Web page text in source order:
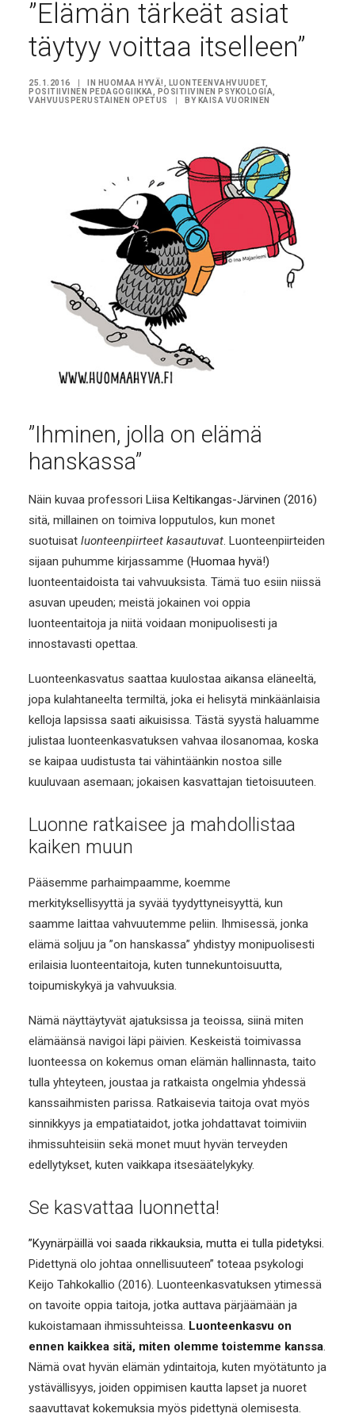
”Elämän tärkeät asiat
täytyy voittaa itselleen”
25.1.2016 IN HUOMAA HYVÄ! LUONTEENVAHVUUDET,
POSITIIVINEN PEDAGOGIIKKA
POSITIIVINEN PSYKOLOGIA
VAHVUUSPERUSTAINEN OPETUS
BY KAISA VUORINEN
”Ihminen, jolla on elämä
hanskassa”
Näin kuvaa professori Liisa Keltikangas-Järvinen (2016)
sitä, millainen on toimiva lopputulos, kun monet
suotuisat luonteenpiirteet kasautuvat. Luonteenpiirteiden
sijaan puhumme kirjassamme (Huomaa hyvä!)
luonteentaidoista tai vahvuuksista. Tämä tuo esiin niissä
asuvan upeuden; meistä jokainen voi oppia
luonteentaitoja ja niitä voidaan monipuolisesti ja
innostavasti opettaa.
Luonteenkasvatus saattaa kuulostaa aikansa eläneeltä,
jopa kulahtaneelta termiltä, joka ei helisytä minkäänlaisia
kelloja lapsissa saati aikuisissa. Tästä syystä haluamme
julistaa luonteenkasvatuksen vahvaa ilosanomaa, koska
se kaipaa uudistusta tai vähintäänkin nostoa sille
kuuluvaan asemaan; jokaisen kasvattajan tietoisuuteen.
Luonne ratkaisee ja mahdollistaa
kaiken muun
Pääsemme parhaimpaamme, koemme
merkityksellisyyttä ja syvää tyydyttyneisyyttä, kun
saamme laittaa vahvuutemme peliin. Ihmisessä, jonka
elämä soljuu ja ”on hanskassa” yhdistyy monipuolisesti
erilaisia luonteentaitoja, kuten tunnekuntoisuutta,
toipumiskykyä ja vahvuuksia.
Nämä näyttäytyvät ajatuksissa ja teoissa, siinä miten
elämäänsä navigoi läpi päivien. Keskeistä toimivassa
luonteessa on kokemus oman elämän hallinnasta, taito
tulla yhteyteen, joustaa ja ratkaista ongelmia yhdessä
kanssaihmisten parissa. Ratkaisevia taitoja ovat myös
sinnikkyys ja empatiataidot, jotka johdattavat toimiviin
ihmissuhteisiin sekä monet muut hyvän terveyden
edellytykset, kuten vaikkapa itsesäätelykyky.
Se kasvattaa luonnetta!
”Kyynärpäillä voi saada rikkauksia, mutta ei tulla pidetyksi.
Pidettynä olo johtaa onnellisuuteen” toteaa psykologi
Keijo Tahkokallio (2016). Luonteenkasvatuksen ytimessä
on tavoite oppia taitoja, jotka auttava pärjäämään ja
kukoistamaan ihmissuhteissa. Luonteenkasvu on
ennen kaikkea sitä, miten olemme toistemme kanssa.
Nämä ovat hyvän elämän ydintaitoja, kuten myötätunto ja
ystävällisyys, joiden oppimisen kautta lapset ja nuoret
saavuttavat kokemuksia myös pidettynä olemisesta.